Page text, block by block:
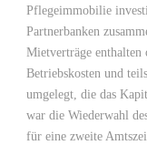
Pflegeimmobilie
Partnerbanken
Mietverträge
Betriebskosten und
umgelegt, die das
war die Wiederwahl
für eine zweite